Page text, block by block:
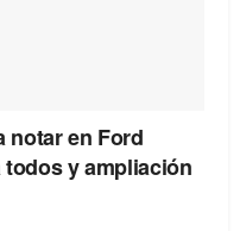
notar en Ford
y ampliación